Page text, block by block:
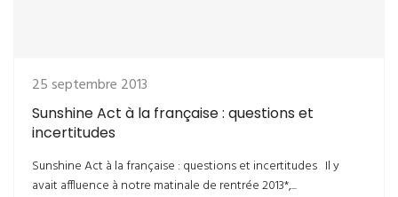
25 septembre 2013
Sunshine Act à la française : questions et
incertitudes
Sunshine Act à la française : questions et incertitudes Il y
avait affluence à notre matinale de rentrée 2013*,...